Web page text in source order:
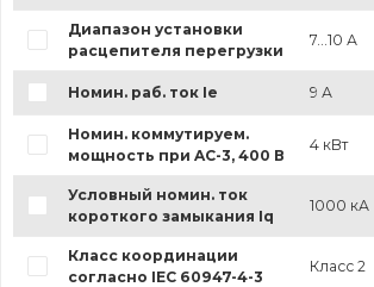
Диапазон установки
расцепителя перегрузки
7...10 А
Номин. раб. ток Ie 9 А
Номин. коммутируем.
мощность при AC-3, 400 В
4 кВт
Условный номин. ток
короткого замыкания Iq
1000 кА
Класс координации
согласно IEC 60947-4-3
Класс 2